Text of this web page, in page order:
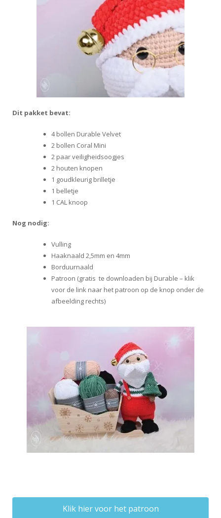
Dit pakket bevat:
4 bollen Durable Velvet
2 bollen Coral Mini
2 paar veiligheidsoogjes
2 houten knopen
1 goudkleurig brilletje
1 belletje
1 CAL knoop
Nog nodig:
Vulling
Haaknaald 2,5mm en 4mm
Borduurnaald
Patroon (gratis te downloaden bij Durable – klik
voor de link naar het patroon op de knop onder de
afbeelding rechts)
Klik hier voor het patroon